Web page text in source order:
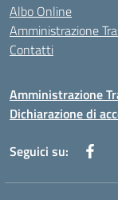
Albo Online
Amministrazione
Contatti
Amministrazione
Dichiarazione di
Seguici su: